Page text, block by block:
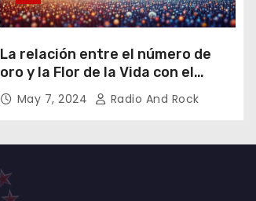
La relación entre el número de
oro y la Flor de la Vida con el
universo
May 7, 2024 Radio And Rock